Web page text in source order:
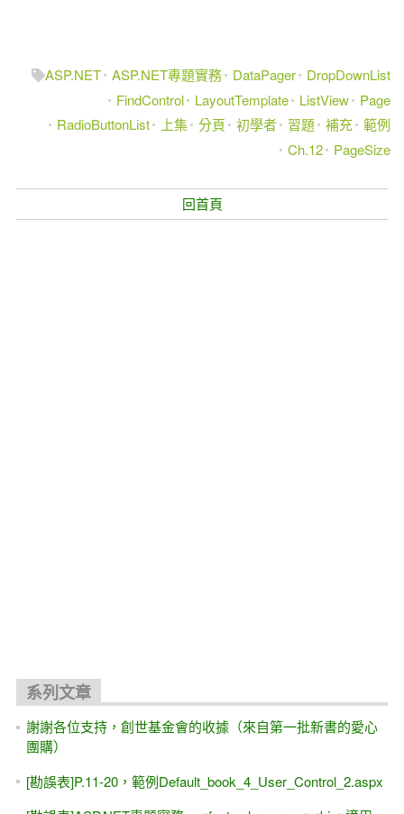
ASP.NET ASP.NET專題實務 DataPager
DropDownList
FindControl
LayoutTemplate ListView
Page
RadioButtonList
上集 分頁 初學者 習題 補充 範例
Ch.12
PageSize
回首頁
系列文章
謝謝各位支持，創世基金會的收據（來自第一批新書的愛心
團購）
[勘誤表]P.11-20，範例Default_book_4_User_Control_2.aspx